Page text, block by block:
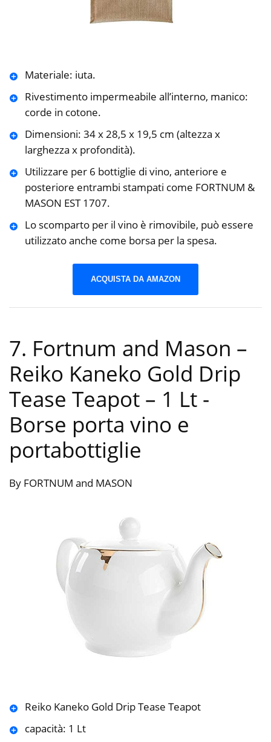
Materiale: iuta.
Rivestimento impermeabile all’interno, manico:
corde in cotone.
Dimensioni: 34 x 28,5 x 19,5 cm (altezza x
larghezza x profondità).
Utilizzare per 6 bottiglie di vino, anteriore e
posteriore entrambi stampati come FORTNUM &
MASON EST 1707.
Lo scomparto per il vino è rimovibile, può essere
utilizzato anche come borsa per la spesa.
ACQUISTA DA AMAZON
7. Fortnum and Mason –
Reiko Kaneko Gold Drip
Tease Teapot – 1 Lt -
Borse porta vino e
portabottiglie
By FORTNUM and MASON
Reiko Kaneko Gold Drip Tease Teapot
capacità: 1 Lt